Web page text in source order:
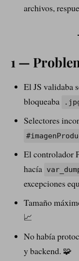
archivos,
1 —
El JS validaba
bloqueaba
Selectores
El controlador
hacía
excepciones
Tamaño
📈
No había
y backend. 🧩